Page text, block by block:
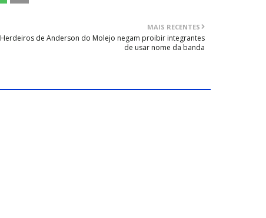
MAIS RECENTES
Herdeiros de Anderson do Molejo negam proibir integrantes
de usar nome da banda